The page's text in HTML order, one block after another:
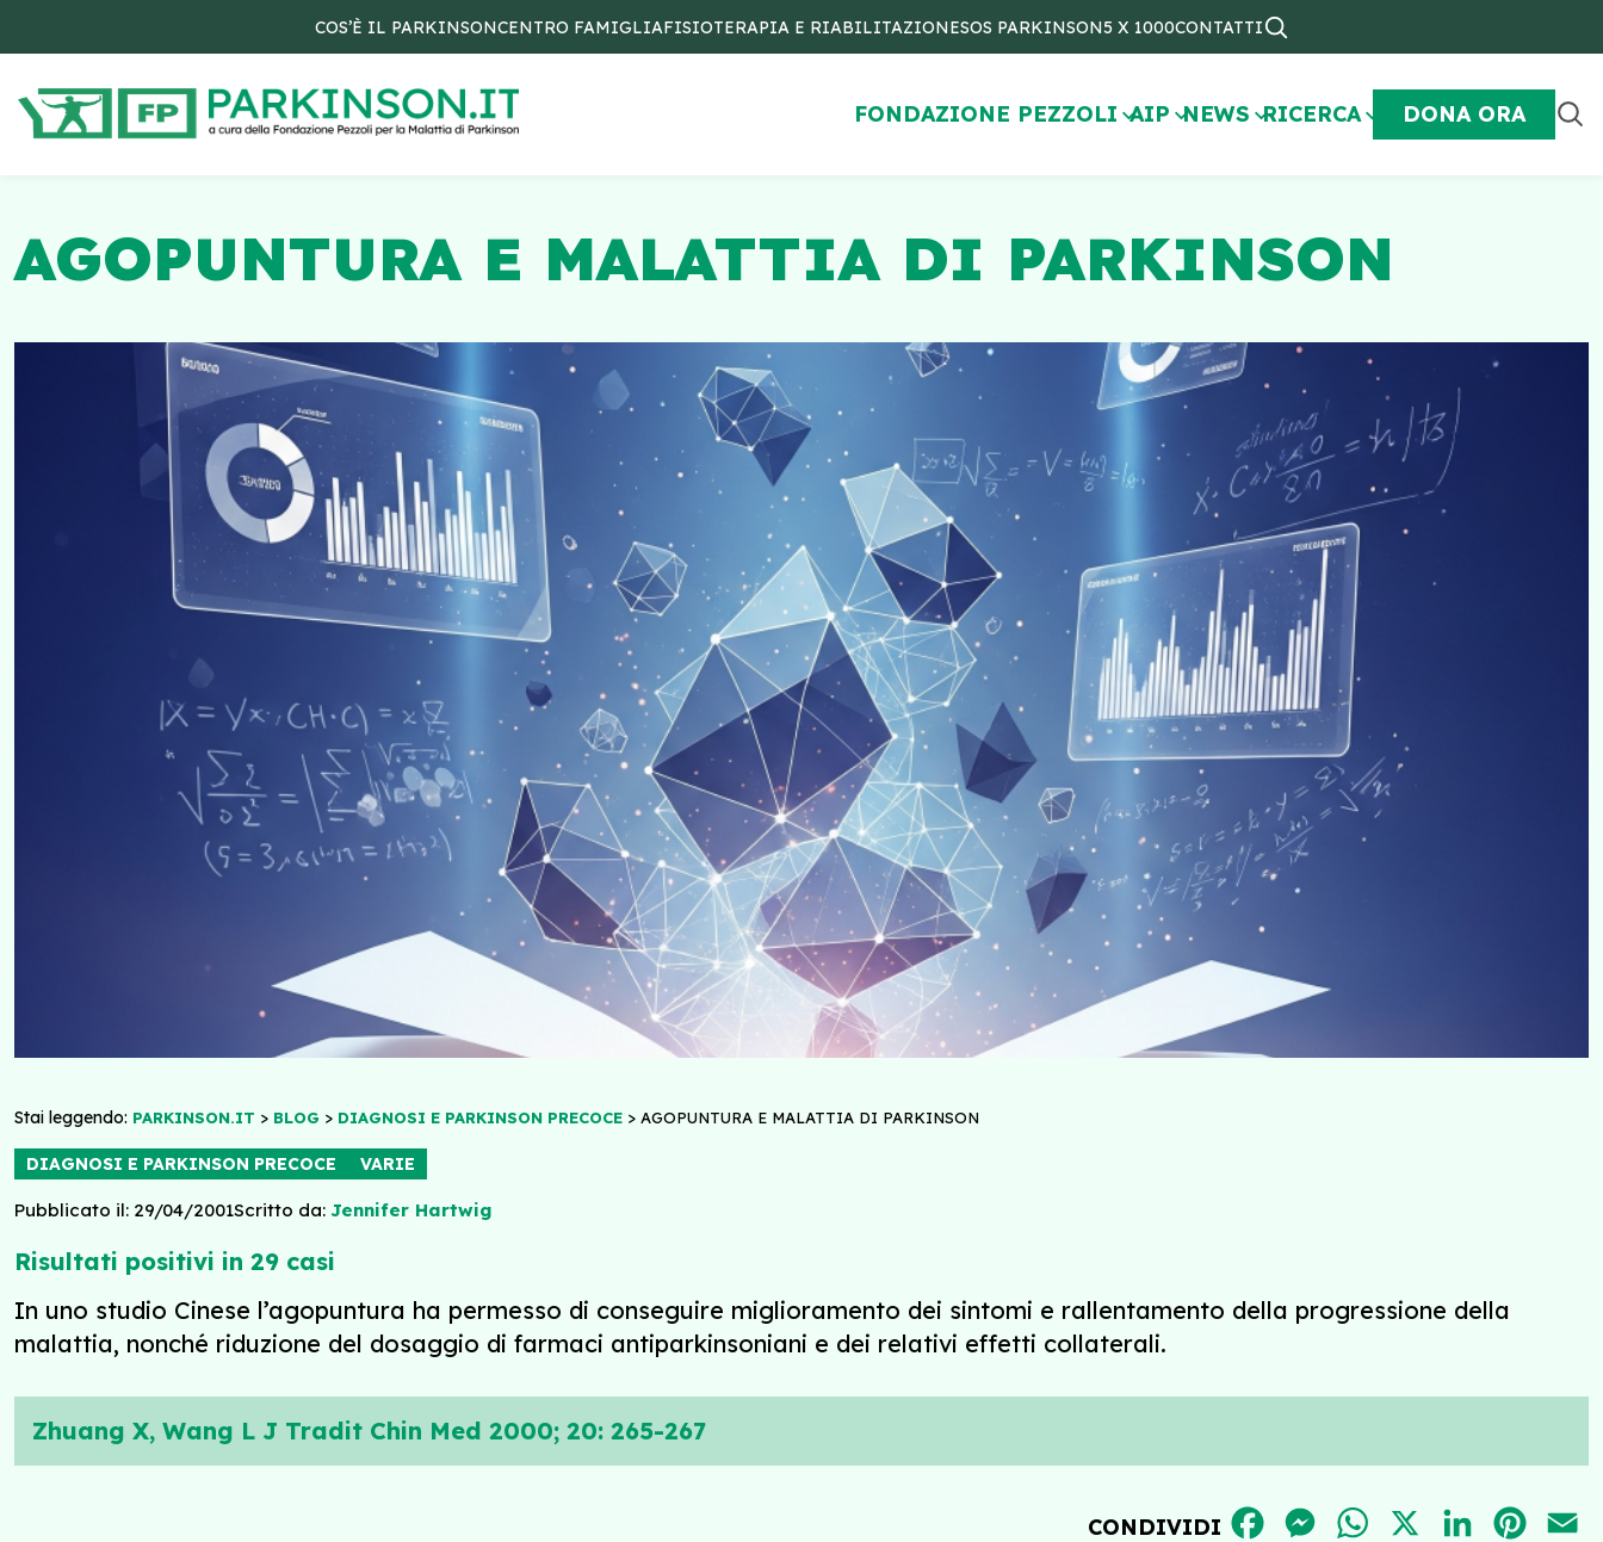
COS’È IL PARKINSONCENTRO FAMIGLIAFISIOTERAPIA E RIABILITAZIONESOS PARKINSON5 X 1000CONTATTI
FONDAZIONE PEZZOLI AIP NEWS RICERCA DONA ORA
AGOPUNTURA E MALATTIA DI PARKINSON
Stai leggendo: PARKINSON.IT > BLOG > DIAGNOSI E PARKINSON PRECOCE > AGOPUNTURA E MALATTIA DI PARKINSON
DIAGNOSI E PARKINSON PRECOCE VARIE
Pubblicato il: 29/04/2001Scritto da: Jennifer Hartwig
Risultati positivi in 29 casi
In uno studio Cinese l’agopuntura ha permesso di conseguire miglioramento dei sintomi e rallentamento della progressione della
malattia, nonché riduzione del dosaggio di farmaci antiparkinsoniani e dei relativi effetti collaterali.
Zhuang X, Wang L J Tradit Chin Med 2000; 20: 265-267
CONDIVIDI FACEBOOKMESSENGER
WHATSAPPLINKEDIN